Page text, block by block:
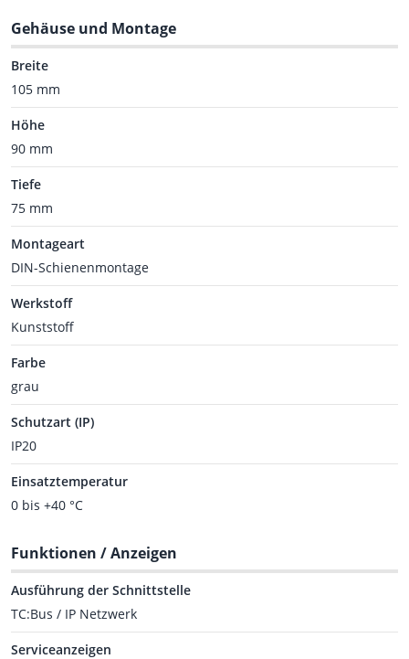
Gehäuse und Montage
Breite
105 mm
Höhe
90 mm
Tiefe
75 mm
Montageart
DIN-Schienenmontage
Werkstoff
Kunststoff
Farbe
grau
Schutzart (IP)
IP20
Einsatztemperatur
0 bis +40 °C
Funktionen / Anzeigen
Ausführung der Schnittstelle
TC:Bus / IP Netzwerk
Serviceanzeigen